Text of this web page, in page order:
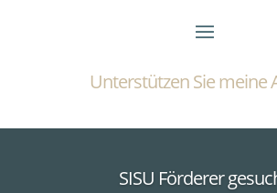
Unterstützen Sie meine
SISU Förderer